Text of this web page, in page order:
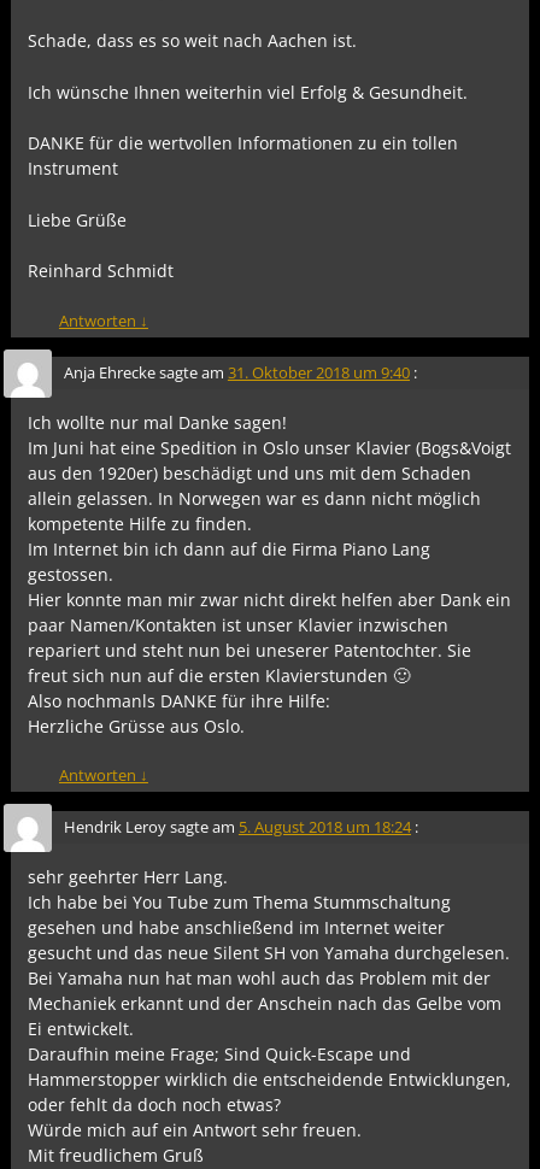
Schade, dass es so weit nach Aachen ist.
Ich wünsche Ihnen weiterhin viel Erfolg & Gesundheit.
DANKE für die wertvollen Informationen zu ein tollen
Instrument
Liebe Grüße
Reinhard Schmidt
Antworten ↓
Anja Ehreckesagte am 31. Oktober 2018 um 9:40 :
Ich wollte nur mal Danke sagen!
Im Juni hat eine Spedition in Oslo unser Klavier (Bogs&Voigt
aus den 1920er) beschädigt und uns mit dem Schaden
allein gelassen. In Norwegen war es dann nicht möglich
kompetente Hilfe zu finden.
Im Internet bin ich dann auf die Firma Piano Lang
gestossen.
Hier konnte man mir zwar nicht direkt helfen aber Dank ein
paar Namen/Kontakten ist unser Klavier inzwischen
repariert und steht nun bei uneserer Patentochter. Sie
freut sich nun auf die ersten Klavierstunden 🙂
Also nochmanls DANKE für ihre Hilfe:
Herzliche Grüsse aus Oslo.
Antworten ↓
Hendrik Leroysagte am 5. August 2018 um 18:24 :
sehr geehrter Herr Lang.
Ich habe bei You Tube zum Thema Stummschaltung
gesehen und habe anschließend im Internet weiter
gesucht und das neue Silent SH von Yamaha durchgelesen.
Bei Yamaha nun hat man wohl auch das Problem mit der
Mechaniek erkannt und der Anschein nach das Gelbe vom
Ei entwickelt.
Daraufhin meine Frage; Sind Quick-Escape und
Hammerstopper wirklich die entscheidende Entwicklungen,
oder fehlt da doch noch etwas?
Würde mich auf ein Antwort sehr freuen.
Mit freudlichem Gruß